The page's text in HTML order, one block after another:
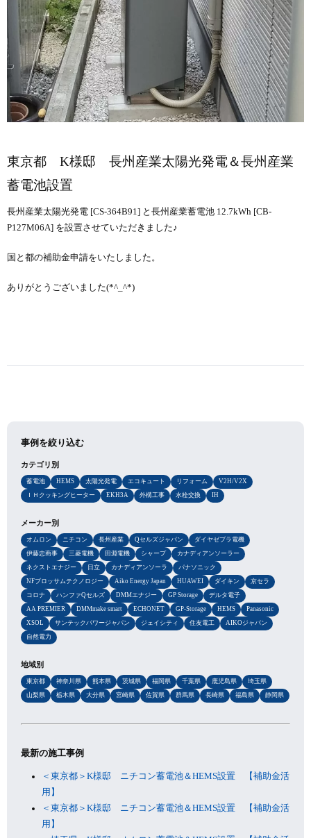
東京都 K様邸 長州産業太陽光発電＆長州産業
蓄電池設置
長州産業太陽光発電 [CS-364B91] と長州産業蓄電池 12.7kWh [CB-
P127M06A] を設置させていただきました♪
国と都の補助金申請をいたしました。
ありがとうございました(*^_^*)
事例を絞り込む
カテゴリ別
蓄電池 HEMS 太陽光発電 エコキュート リフォーム
V2H/V2X
ＩＨクッキングヒーター
EKH3A 外構工事 水栓交換 IH
メーカー別
オムロン ニチコン 長州産業 Qセルズジャパン
ダイヤゼブラ電機
伊藤忠商事
三菱電機 田淵電機 シャープ
カナディアンソーラー
ネクストエナジー
日立 カナディアンソーラ
パナソニック
NFブロッサムテクノロジー
Aiko Energy Japan HUAWEI ダイキン
京セラ
コロナ
ハンファQセルズ DMMエナジー GP Storage
デルタ電子
AA PREMIER
DMMmake smart ECHONET GP-Storage HEMS
Panasonic
XSOL
サンテックパワージャパン ジェイシティ 住友電工
AIKOジャパン
自然電力
地域別
東京都 神奈川県 熊本県 茨城県 福岡県 千葉県 鹿児島県
埼玉県
山梨県
栃木県 大分県 宮崎県 佐賀県 群馬県 長崎県 福島県 静岡県
最新の施工事例
＜東京都＞K様邸 ニチコン蓄電池＆HEMS設置 【補助金活
用】
＜東京都＞K様邸 ニチコン蓄電池＆HEMS設置 【補助金活
用】